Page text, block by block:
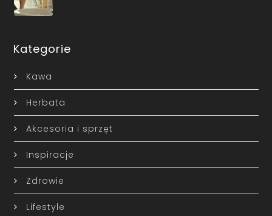
Kategorie
Kawa
Herbata
Akcesoria i sprzęt
Inspiracje
Zdrowie
Lifestyle